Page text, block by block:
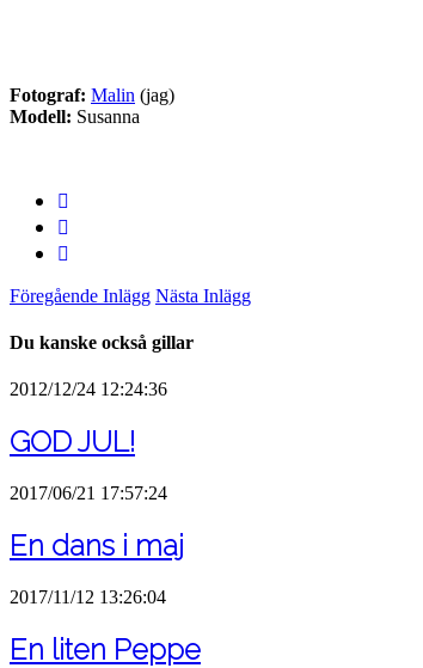
Fotograf: Malin (jag)
Modell: Susanna
Föregående Inlägg Nästa Inlägg
Du kanske också gillar
2012/12/24 12:24:36
GOD JUL!
2017/06/21 17:57:24
En dans i maj
2017/11/12 13:26:04
En liten Peppe